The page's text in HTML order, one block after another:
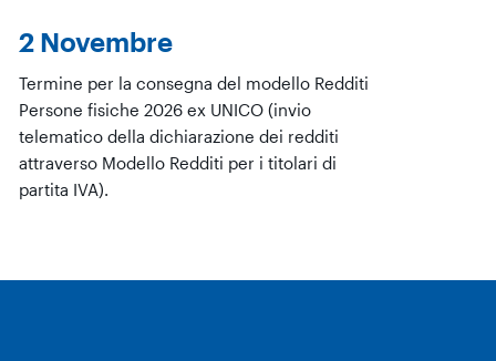
2 Novembre
Termine per la consegna del modello Redditi
Persone fisiche 2026 ex UNICO (invio
telematico della dichiarazione dei redditi
attraverso Modello Redditi per i titolari di
partita IVA).